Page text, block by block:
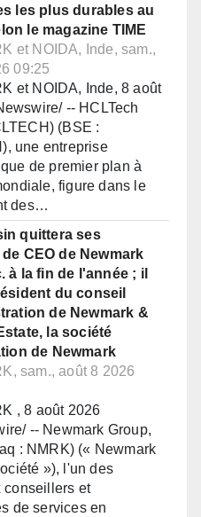
les plus durables au
le magazine TIME
et NOIDA, Inde, sam.,
09:25
et NOIDA, Inde, 8 août
-- HCLTech
(BSE :
une entreprise
de premier plan à
figure dans le
des…
quittera ses
CEO de Newmark
à la fin de l'année ; il
du conseil
de Newmark &
la société
de Newmark
sam., août 8 2026
, 8 août 2026
-- Newmark Group,
: NMRK) (« Newmark
»), l'un des
conseillers et
de services en